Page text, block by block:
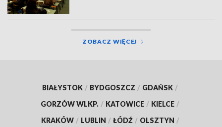
ZOBACZ WIĘCEJ
BIAŁYSTOK / BYDGOSZCZ / GDAŃSK /
GORZÓW WLKP. / KATOWICE / KIELCE /
KRAKÓW / LUBLIN / ŁÓDŹ / OLSZTYN /